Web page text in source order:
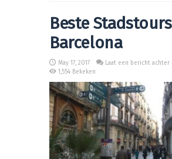
Beste
Barcelona
May 17, 2017
Laat een bericht achter
1,554 Bekeken